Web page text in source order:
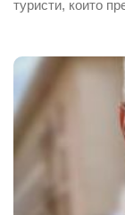
туристи, които